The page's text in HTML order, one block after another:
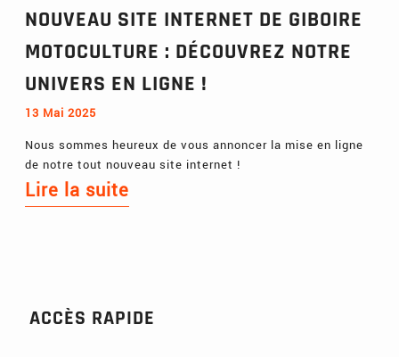
NOUVEAU SITE INTERNET DE GIBOIRE
MOTOCULTURE : DÉCOUVREZ NOTRE
UNIVERS EN LIGNE !
13 Mai 2025
Nous sommes heureux de vous annoncer la mise en ligne
de notre tout nouveau site internet !
Lire la suite
ACCÈS RAPIDE